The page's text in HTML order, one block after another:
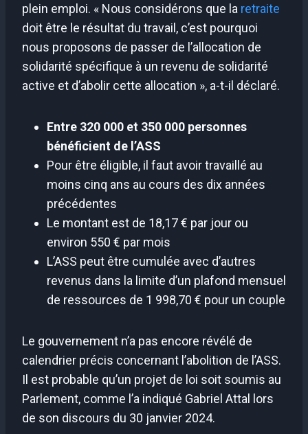
plein emploi. « Nous considérons que la retraite
doit être le résultat du travail, c’est pourquoi
nous proposons de passer de l’allocation de
solidarité spécifique à un revenu de solidarité
active et d’abolir cette allocation », a-t-il déclaré.
Entre 320 000 et 350 000 personnes
bénéficient de l’ASS
Pour être éligible, il faut avoir travaillé au
moins cinq ans au cours des dix années
précédentes
Le montant est de 18,17 € par jour ou
environ 550 € par mois
L’ASS peut être cumulée avec d’autres
revenus dans la limite d’un plafond mensuel
de ressources de 1 998,70 € pour un couple
Le gouvernement n’a pas encore révélé de
calendrier précis concernant l’abolition de l’ASS.
Il est probable qu’un projet de loi soit soumis au
Parlement, comme l’a indiqué Gabriel Attal lors
de son discours du 30 janvier 2024.